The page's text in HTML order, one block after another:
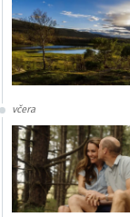
včera